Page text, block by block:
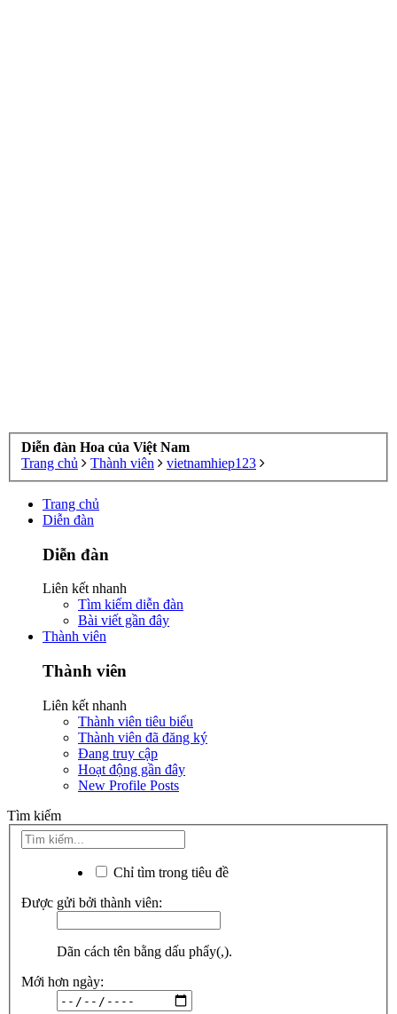
Diễn đàn Hoa của Việt Nam
Trang chủ
Thành viên vietnamhiep123
Trang chủ
Diễn đàn
Diễn đàn
Liên kết nhanh
Tìm kiếm diễn đàn
Bài viết gần đây
Thành viên
Thành viên
Liên kết nhanh
Thành viên tiêu biểu
Thành viên đã đăng ký
Đang truy cập
Hoạt động gần đây
New Profile Posts
Tìm kiếm
Chỉ tìm trong tiêu đề
Được gửi bởi thành viên:
Dãn cách tên bằng dấu phẩy(,).
Mới hơn ngày: